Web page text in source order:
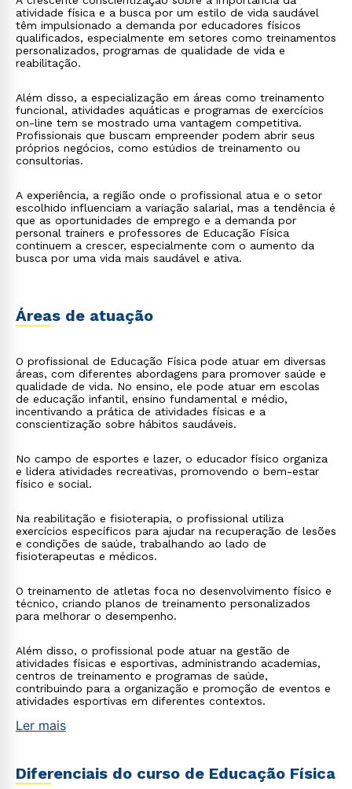
atividade física e a busca por um estilo de vida saudável
têm impulsionado a demanda por educadores físicos
qualificados, especialmente em setores como treinamentos
personalizados, programas de qualidade de vida e
reabilitação.
Além disso, a especialização em áreas como treinamento
funcional, atividades aquáticas e programas de exercícios
on-line tem se mostrado uma vantagem competitiva.
Profissionais que buscam empreender podem abrir seus
próprios negócios, como estúdios de treinamento ou
consultorias.
A experiência, a região onde o profissional atua e o setor
escolhido influenciam a variação salarial, mas a tendência é
que as oportunidades de emprego e a demanda por
personal trainers e professores de Educação Física
continuem a crescer, especialmente com o aumento da
busca por uma vida mais saudável e ativa.
Áreas de atuação
O profissional de Educação Física pode atuar em diversas
áreas, com diferentes abordagens para promover saúde e
qualidade de vida. No ensino, ele pode atuar em escolas
de educação infantil, ensino fundamental e médio,
incentivando a prática de atividades físicas e a
conscientização sobre hábitos saudáveis.
No campo de esportes e lazer, o educador físico organiza
e lidera atividades recreativas, promovendo o bem-estar
físico e social.
Na reabilitação e fisioterapia, o profissional utiliza
exercícios específicos para ajudar na recuperação de lesões
e condições de saúde, trabalhando ao lado de
fisioterapeutas e médicos.
O treinamento de atletas foca no desenvolvimento físico e
técnico, criando planos de treinamento personalizados
para melhorar o desempenho.
Além disso, o profissional pode atuar na gestão de
atividades físicas e esportivas, administrando academias,
centros de treinamento e programas de saúde,
contribuindo para a organização e promoção de eventos e
atividades esportivas em diferentes contextos.
Ler mais
Diferenciais do curso de Educação Física